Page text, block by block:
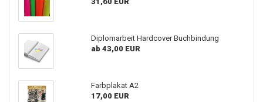
Diplomarbeit Hardcover Buchbindung
ab 43,00 EUR
Farbplakat A2
17,00 EUR